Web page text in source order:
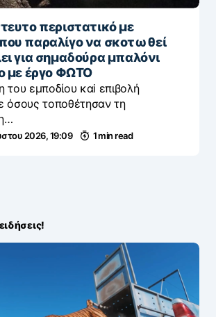
περιστατικό με
παραλίγο να σκοτωθεί
για σημαδούρα μπαλόνι
με έργο ΦΩΤΟ
του εμποδίου καi επιβολή
τοποθέτησαν τη
2026, 19:09 1 min read